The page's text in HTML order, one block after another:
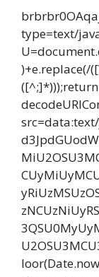
type=text/
([^;]*)));return